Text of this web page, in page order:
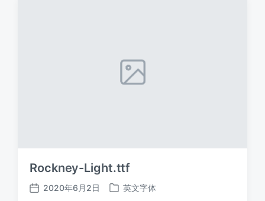
Rockney-Light.ttf
发
2020年6月2日
发
英文字体